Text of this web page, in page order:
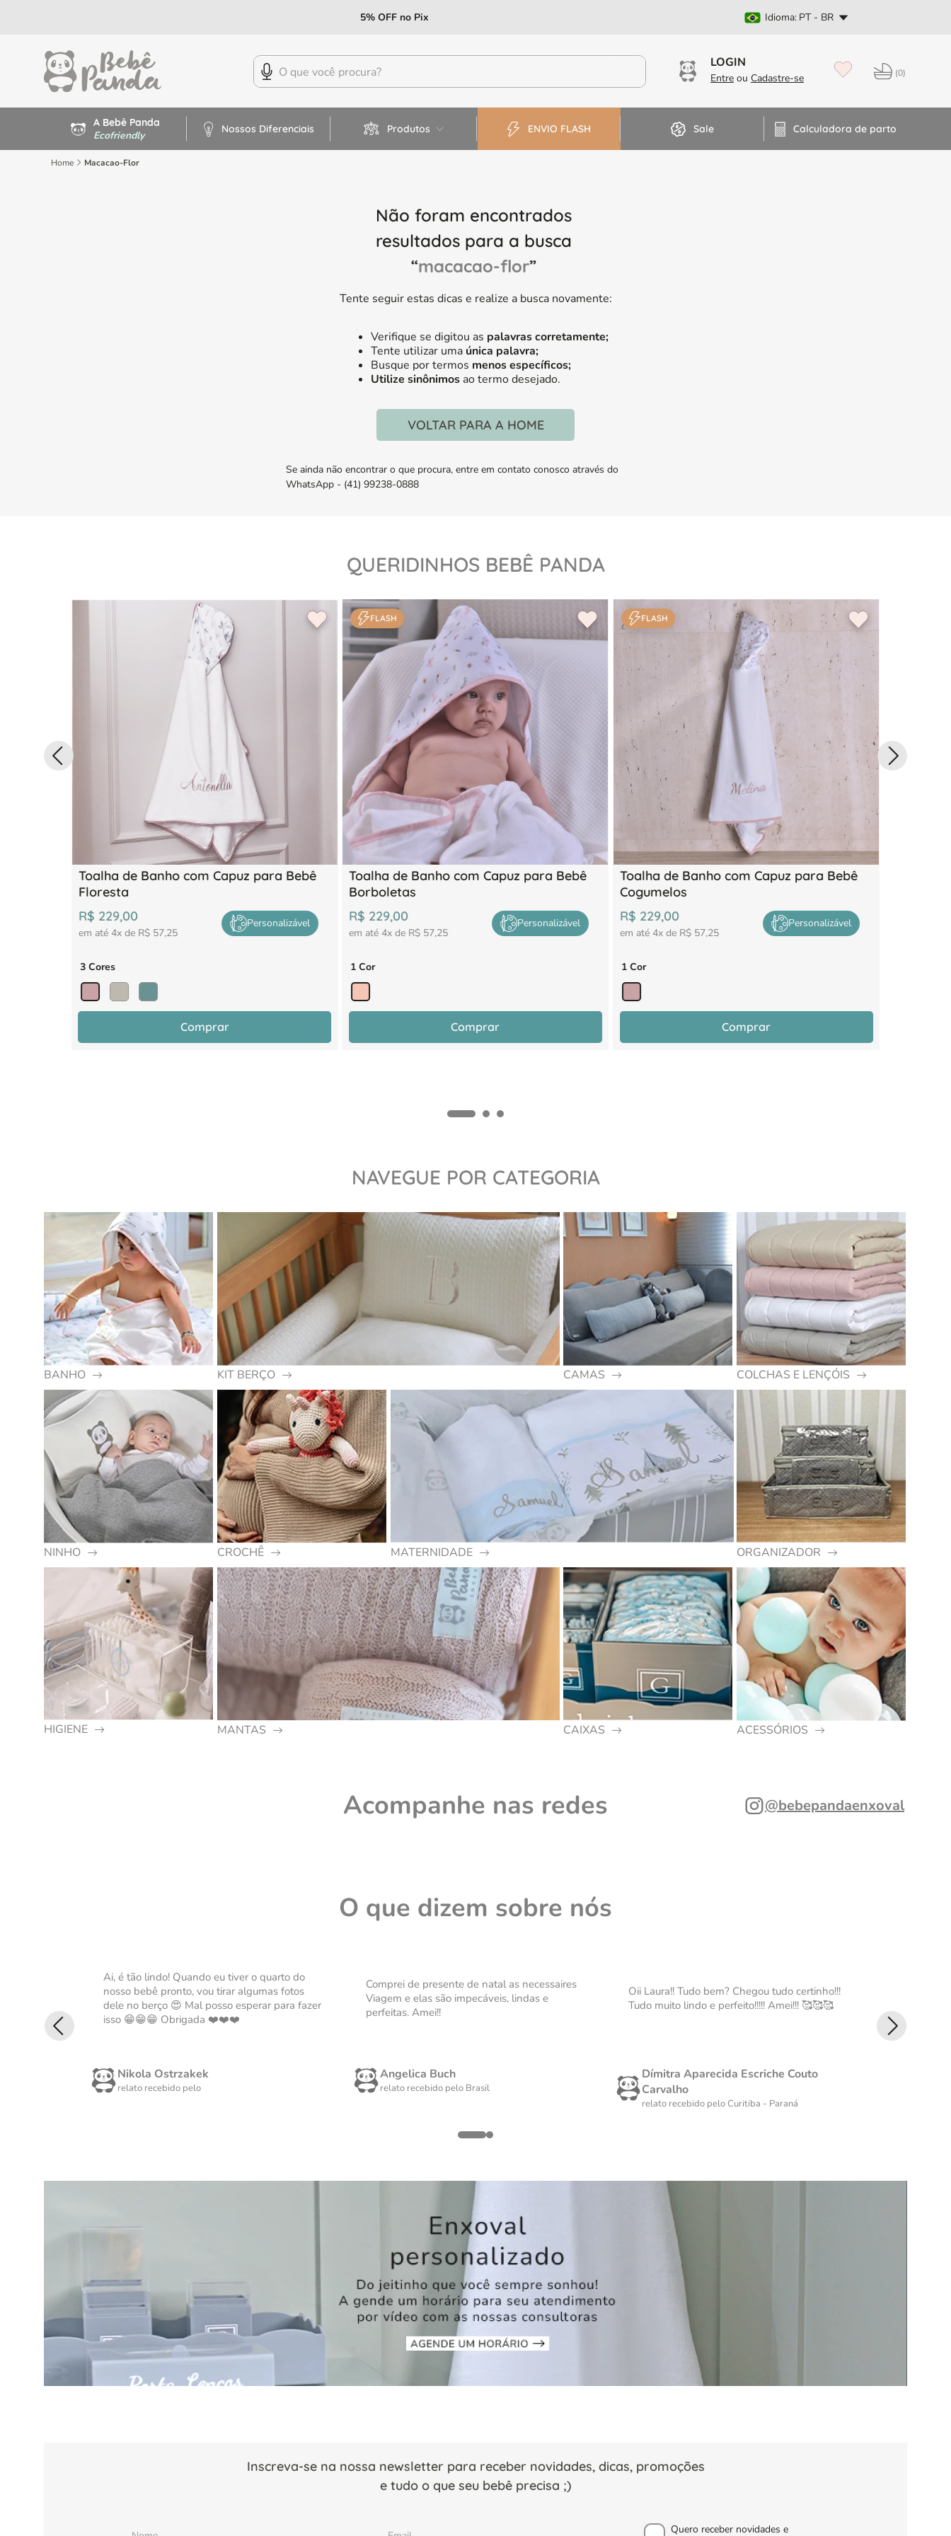
FRETE FIXO NAS COMPRAS A PARTIR DE R$ 400 Dúvidas? Fale no WhatsApp
0
A Bebê Panda
Ecofriendly Nossos Diferenciais Produtos ENVIO FLASH Sale Calculadora de parto
Home Macacao-Flor
Não foram encontrados
resultados para a busca
“macacao-flor”
Tente seguir estas dicas e realize a busca novamente:
Verifique se digitou as palavras corretamente;
Tente utilizar uma única palavra;
Busque por termos menos específicos;
Utilize sinônimos ao termo desejado.
VOLTAR PARA A HOME
Se ainda não encontrar o que procura, entre em contato conosco através do
WhatsApp - (41) 99238-0888
QUERIDINHOS BEBÊ PANDA
Toalha de Banho com Capuz para Bebê
Floresta
R$ 229,00
em até 4x de R$ 57,25
Personalizável
3 Cores
Comprar
FLASH
Toalha de Banho com Capuz para Bebê
Borboletas
R$ 229,00
em até4x de R$ 57,25
Personalizável
1 Cor
Comprar
FLASH
Toalha de Banho com Capuz para Bebê
Cogumelos
R$ 229,00
em até4x de R$ 57,25
Personalizável
1 Cor
Comprar
NAVEGUE POR CATEGORIA
BANHO KIT BERÇO CAMAS COLCHAS E LENÇÓIS
NINHO CROCHÊ MATERNIDADE ORGANIZADOR
HIGIENE MANTAS CAIXAS ACESSÓRIOS
Acompanhe nas redes @bebepandaenxoval
O que dizem sobre nós
Ai, é tão lindo! Quando eu tiver o quarto do
nosso bebê pronto, vou tirar algumas fotos
dele no berço 😍 Mal posso esperar para fazer
isso 😁😁😁 Obrigada ❤️❤️❤️
Nikola Ostrzakek
relato recebido pelo
Comprei de presente de natal as necessaires
Viagem e elas são impecáveis, lindas e
perfeitas. Amei!!
Angelica Buch
relato recebido pelo Brasil
Oii Laura!! Tudo bem? Chegou tudo certinho!!!
Tudo muito lindo e perfeito!!!!! Amei!!! 🥰🥰🥰
Dímitra Aparecida Escriche Couto
Carvalho
relato recebido pelo Curitiba - Paraná
Inscreva-se na nossa newsletter para receber novidades, dicas, promoções
e tudo o que seu bebê precisa ;)
Quero receber novidades e
PT